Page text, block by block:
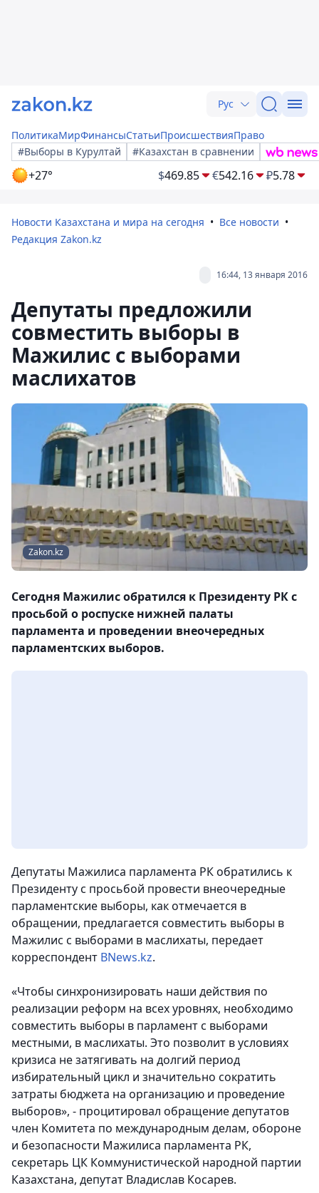
Рус
ПолитикаМирФинансыСтатьиПроисшествияПраво
#Выборы в Курултай
#Казахстан в сравнении
+27° $469.85 €542.16 ₽5.78
Новости Казахстана и мира на сегодня
Все новости
Редакция Zakon.kz
16:44, 13 января 2016
Депутаты предложили
совместить выборы в
Мажилис с выборами
маслихатов
Zakon.kz
Сегодня Мажилис обратился к Президенту РК с
просьбой о роспуске нижней палаты
парламента и проведении внеочередных
парламентских выборов.
Депутаты Мажилиса парламента РК обратились к
Президенту с просьбой провести внеочередные
парламентские выборы, как отмечается в
обращении, предлагается совместить выборы в
Мажилис с выборами в маслихаты, передает
корреспондент BNews.kz.
«Чтобы синхронизировать наши действия по
реализации реформ на всех уровнях, необходимо
совместить выборы в парламент с выборами
местными, в маслихаты. Это позволит в условиях
кризиса не затягивать на долгий период
избирательный цикл и значительно сократить
затраты бюджета на организацию и проведение
выборов», - процитировал обращение депутатов
член Комитета по международным делам, обороне
и безопасности Мажилиса парламента РК,
секретарь ЦК Коммунистической народной партии
Казахстана, депутат Владислав Косарев.